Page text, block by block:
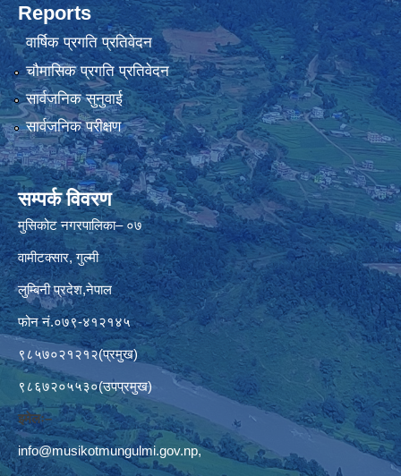
Reports
वार्षिक प्रगति प्रतिवेदन
चौमासिक प्रगति प्रतिवेदन
सार्वजनिक सुनुवाई
सार्वजनिक परीक्षण
सम्पर्क विवरण
मुसिकोट नगरपालिका– ०७
वामीटक्सार, गुल्मी
लुम्बिनी प्रदेश,नेपाल
फोन नं.०७९-४१२१४५
९८५७०२१२१२(प्रमुख)
९८६७२०५५३०(उपप्रमुख)
इमेलः–
info@musikotmungulmi.gov.np,